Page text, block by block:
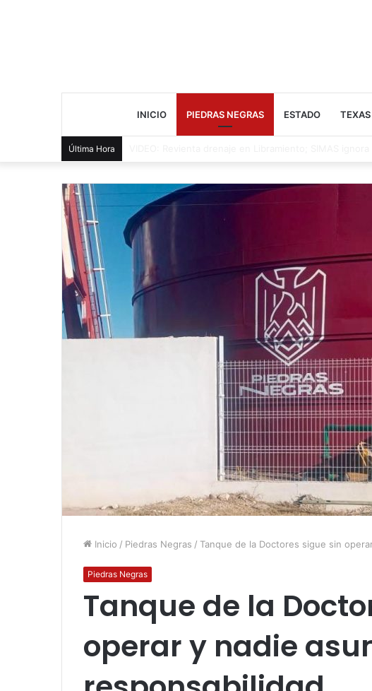
INICIO PIEDRAS NEGRAS ESTADO TEXAS
Última Hora
Inicio / Piedras Negras / Tanque de la Doctores sigue sin
Piedras Negras
Tanque de la
operar y nadie